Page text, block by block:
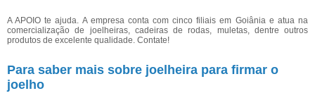
A APOIO te ajuda. A empresa conta com cinco filiais em Goiânia e atua na
comercialização de joelheiras, cadeiras de rodas, muletas, dentre outros
produtos de excelente qualidade. Contate!
Para saber mais sobre joelheira para firmar o
joelho